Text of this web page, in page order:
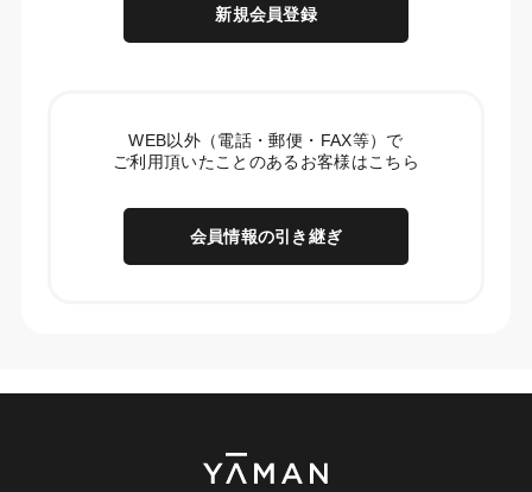
新規会員登録
WEB以外（電話・郵便・FAX等）で
ご利用頂いたことのあるお客様はこちら
会員情報の引き継ぎ